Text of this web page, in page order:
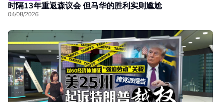
时隔13年重返森议会 但马华的胜利实则尴尬
04/08/2026